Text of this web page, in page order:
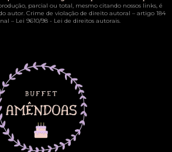
parcial ou total, mesmo citando nossos links, é
autor. Crime de violação de direito autoral – artigo 184
– Lei 9610/98 - Lei de direitos autorais.